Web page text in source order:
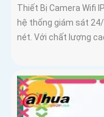
Thiết Bị Camera Wifi
hệ thống giám sát
nét. Với chất lượng